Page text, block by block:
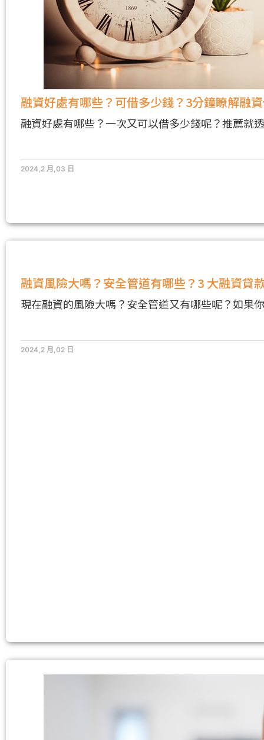
融資好處有哪些？可借多少錢？3分鐘瞭解融
融資好處有哪些？一次又可以借多少錢呢？推薦就
2024,2 月,03 日
融資風險大嗎？安全管道有哪些？3 大融資貸
現在融資的風險大嗎？安全管道又有哪些呢？如果
2024,2 月,02 日